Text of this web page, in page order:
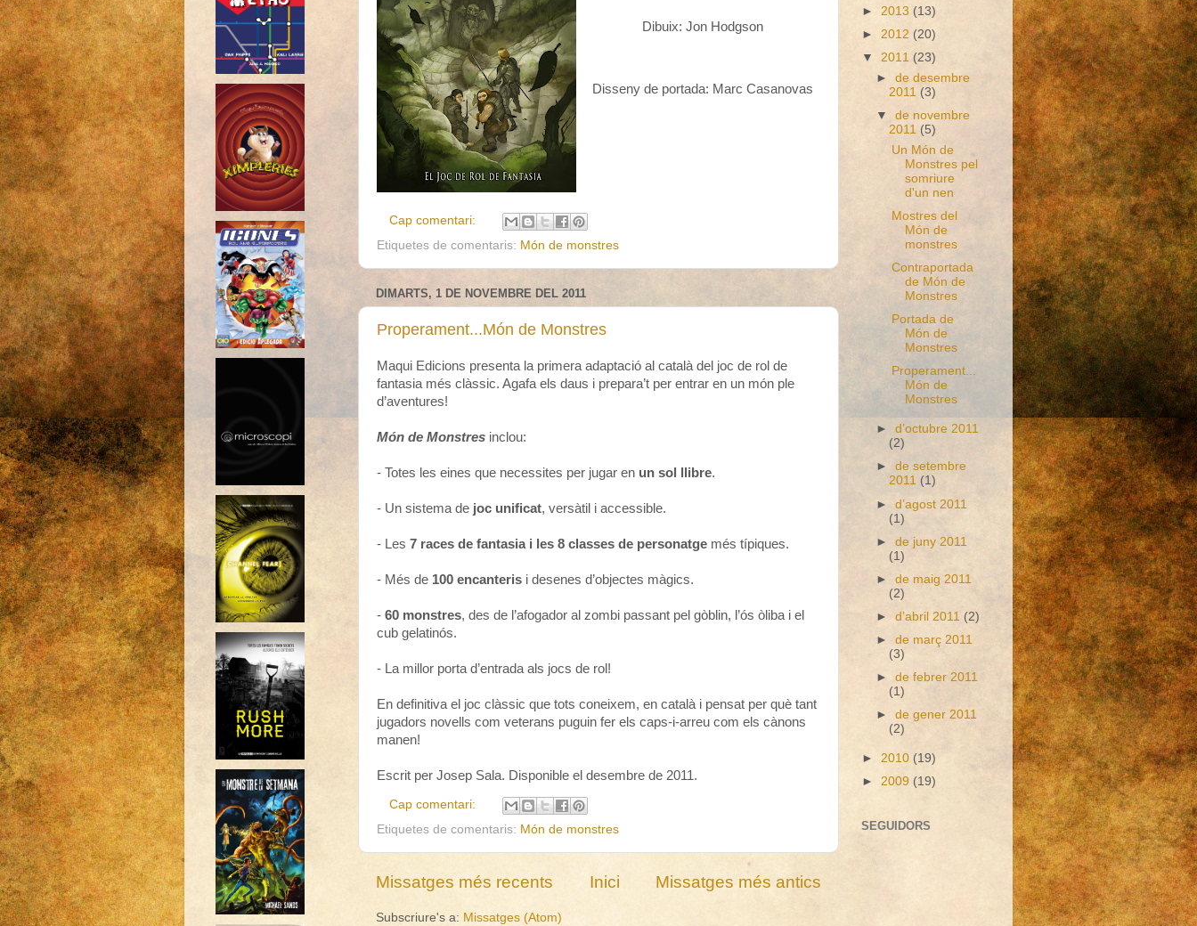
Dibuix: Jon Hodgson
Disseny de portada: Marc Casanovas
Cap comentari:
Etiquetes de comentaris: Món de monstres
DIMARTS, 1 DE NOVEMBRE DEL 2011
Properament...Món de Monstres
Maqui Edicions presenta la primera adaptació al català del joc de rol de
fantasia més clàssic. Agafa els daus i prepara’t per entrar en un món ple
d’aventures!
Món de Monstres inclou:
- Totes les eines que necessites per jugar en un sol llibre.
- Un sistema de joc unificat, versàtil i accessible.
- Les 7 races de fantasia i les 8 classes de personatge més típiques.
- Més de 100 encanteris i desenes d’objectes màgics.
- 60 monstres, des de l’afogador al zombi passant pel gòblin, l’ós òliba i el
cub gelatinós.
- La millor porta d’entrada als jocs de rol!
En definitiva el joc clàssic que tots coneixem, en català i pensat per què tant
jugadors novells com veterans puguin fer els caps-i-arreu com els cànons
manen!
Escrit per Josep Sala. Disponible el desembre de 2011.
Cap comentari:
Etiquetes de comentaris: Món de monstres
Missatges més recents Missatges més antics
Inici
Subscriure's a: Missatges (Atom)
► 2013 (13)
► 2012 (20)
▼ 2011 (23)
►de desembre
2011 (3)
▼de novembre
2011 (5)
Un Món de
Monstres pel
somriure
d'un nen
Mostres del
Món de
monstres
Contraportada
de Món de
Monstres
Portada de
Món de
Monstres
Properament...
Món de
Monstres
►d’octubre 2011
(2)
►de setembre
2011 (1)
►d’agost 2011
(1)
►de juny 2011
(1)
►de maig 2011
(2)
►d’abril 2011 (2)
►de març 2011
(3)
►de febrer 2011
(1)
►de gener 2011
(2)
► 2010 (19)
► 2009 (19)
SEGUIDORS